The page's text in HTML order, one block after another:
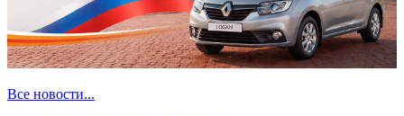
Все новости...